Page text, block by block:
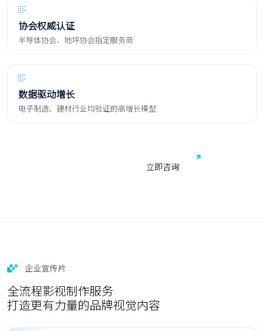
协会权威认证
半导体协会、地坪协会指定服务商
数据驱动增长
电子制造、建材行业均验证的高增长模型
立即咨询
企业宣传片
全流程影视制作服务
打造更有力量的品牌视觉内容